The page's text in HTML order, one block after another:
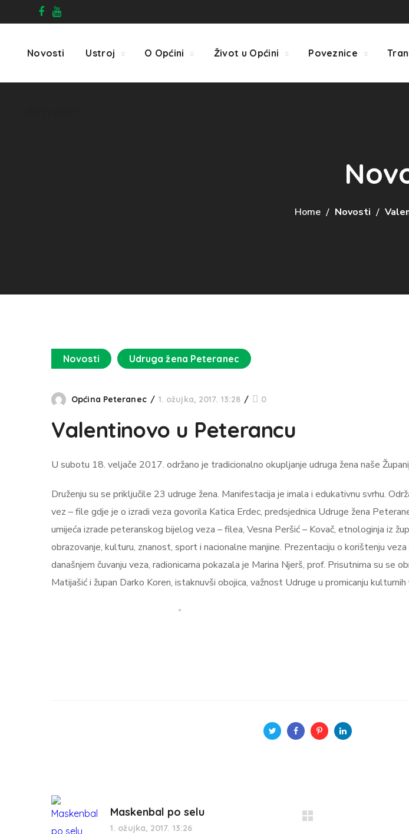
Novosti Ustroj O Općini Život u Općini Poveznice
Home Novosti
Novosti Udruga žena Peteranec
Općina Peteranec 1. ožujka, 2017. 13:28 0
Valentinovo u Peterancu
U subotu 18. veljače 2017. održano je tradicionalno okupljanje udruga žena naše
Druženju su se priključile 23 udruge žena. Manifestacija je imala i edukativnu svrhu.
vez – file gdje je o izradi veza govorila Katica Erdec, predsjednica Udruge žena
umijeća izrade peteranskog bijelog veza – filea, Vesna Peršić – Kovač, etnologinja iz
obrazovanje, kulturu, znanost, sport i nacionalne manjine. Prezentaciju o korištenju
današnjem čuvanju veza, radionicama pokazala je Marina Njerš, prof. Prisutnima su se
Matijašić i župan Darko Koren, istaknuvši obojica, važnost Udruge u promicanju
Maskenbal po selu
1. ožujka, 2017. 13:26